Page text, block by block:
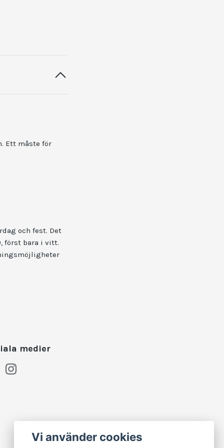
Ett måste för
och fest. Det
först bara i vitt.
medier
Vi använder cookies